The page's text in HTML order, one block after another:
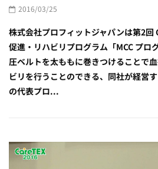
2016/03/25
株式会社プロフィットジャパンは第2回
促進・リハビリプログラム「MCC プロ
圧ベルトを太ももに巻きつけることで
ビリを行うことのできる、同社が経営
の代表プロ...